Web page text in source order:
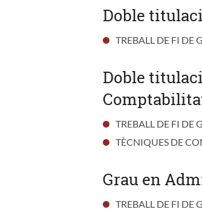
Doble
TREBALL DE FI DE
Doble
TREBALL DE FI DE
TÈCNIQUES DE
Grau en
TREBALL DE FI DE